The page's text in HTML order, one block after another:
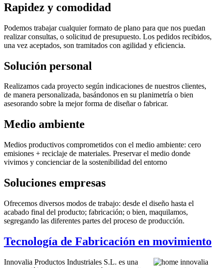
Rapidez y comodidad
Podemos trabajar cualquier formato de plano para que nos puedan
realizar consultas, o solicitud de presupuesto. Los pedidos recibidos,
una vez aceptados, son tramitados con agilidad y eficiencia.
Solución personal
Realizamos cada proyecto según indicaciones de nuestros clientes,
de manera personalizada, basándonos en su planimetría o bien
asesorando sobre la mejor forma de diseñar o fabricar.
Medio ambiente
Medios productivos comprometidos con el medio ambiente: cero
emisiones + reciclaje de materiales. Preservar el medio donde
vivimos y concienciar de la sostenibilidad del entorno
Soluciones empresas
Ofrecemos diversos modos de trabajo: desde el diseño hasta el
acabado final del producto; fabricación; o bien, maquilamos,
segregando las diferentes partes del proceso de producción.
Tecnología de Fabricación en movimiento
Innovalia Productos Industriales S.L. es una